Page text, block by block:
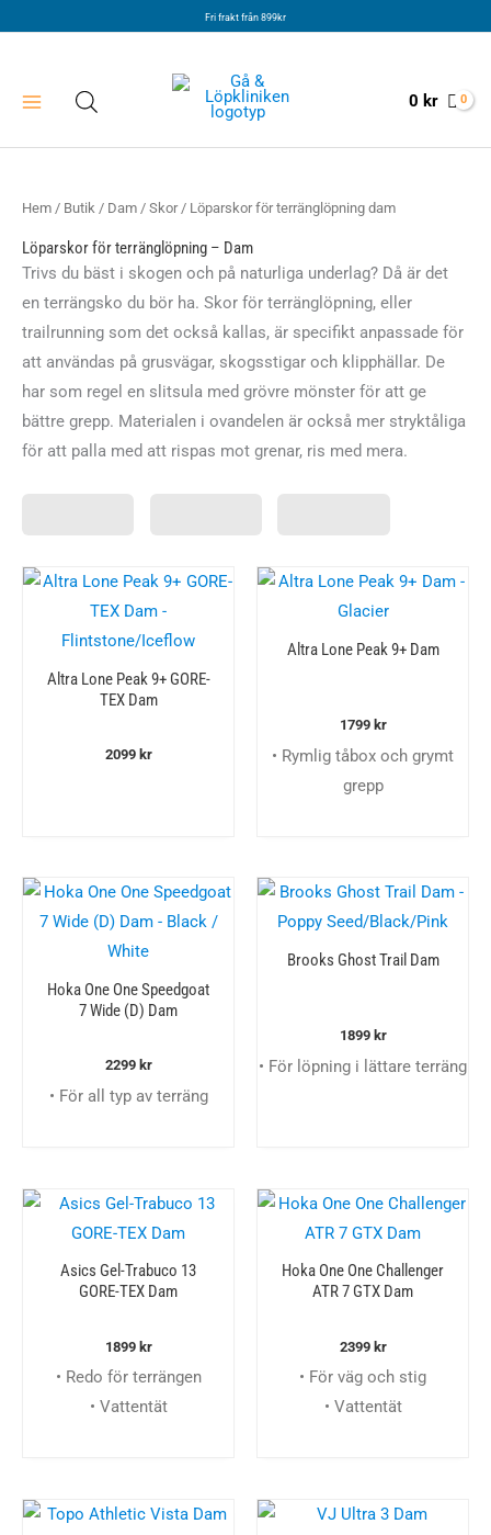
Fri frakt från 899kr
0 kr
Hem / Butik / Dam / Skor/ Löparskor för terränglöpning dam
Löparskor för terränglöpning – Dam
Trivs du bäst i skogen och på naturliga underlag? Då är det
en terrängsko du bör ha. Skor för terränglöpning, eller
trailrunning som det också kallas, är specifikt anpassade för
att användas på grusvägar, skogsstigar och klipphällar. De
har som regel en slitsula med grövre mönster för att ge
bättre grepp. Materialen i ovandelen är också mer stryktåliga
för att palla med att rispas mot grenar, ris med mera.
Altra Lone Peak 9+ GORE-
TEX Dam
2099 kr
Altra Lone Peak 9+ Dam
1799 kr
• Rymlig tåbox och grymt
grepp
Hoka One One Speedgoat
7 Wide (D) Dam
2299 kr
• För all typ av terräng
Brooks Ghost Trail Dam
1899 kr
• För löpning i lättare terräng
Asics Gel-Trabuco 13
GORE-TEX Dam
1899 kr
• Redo för terrängen
• Vattentät
Hoka One One Challenger
ATR 7 GTX Dam
2399 kr
• För väg och stig
• Vattentät